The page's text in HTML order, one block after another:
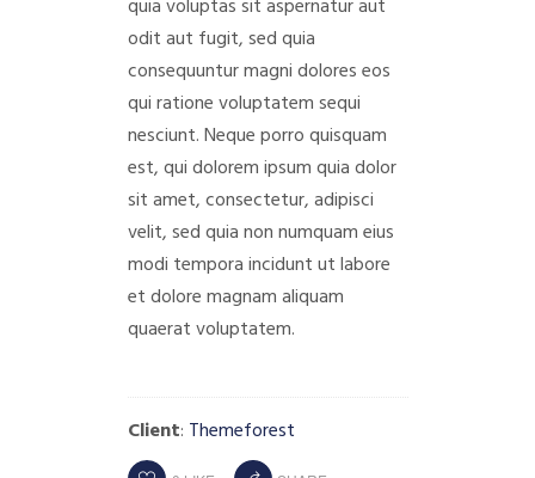
quia voluptas sit aspernatur aut
odit aut fugit, sed quia
consequuntur magni dolores eos
qui ratione voluptatem sequi
nesciunt. Neque porro quisquam
est, qui dolorem ipsum quia dolor
sit amet, consectetur, adipisci
velit, sed quia non numquam eius
modi tempora incidunt ut labore
et dolore magnam aliquam
quaerat voluptatem.
Client: Themeforest